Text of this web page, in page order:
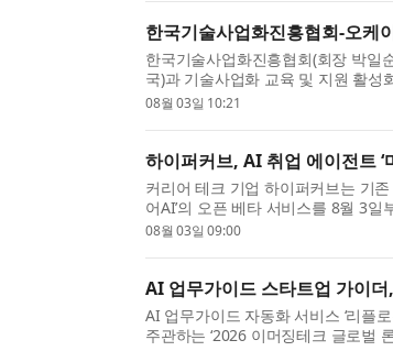
한국기술사업화진흥협회-오케
한국기술사업화진흥협회(회장 박일
국)과 기술사업화 교육 및 지원 활성
오케이미디어그룹 최용국 대표이사
08월 03일 10:21
하이퍼커브, AI 취업 에이전트
커리어 테크 기업 하이퍼커브는 기
어AI’의 오픈 베타 서비스를 8월 3
작성이 보편화되면서, 구직자들 사이
08월 03일 09:00
AI 업무가이드 스타트업 가이더
AI 업무가이드 자동화 서비스 ‘리플
주관하는 ‘2026 이머징테크 글로벌